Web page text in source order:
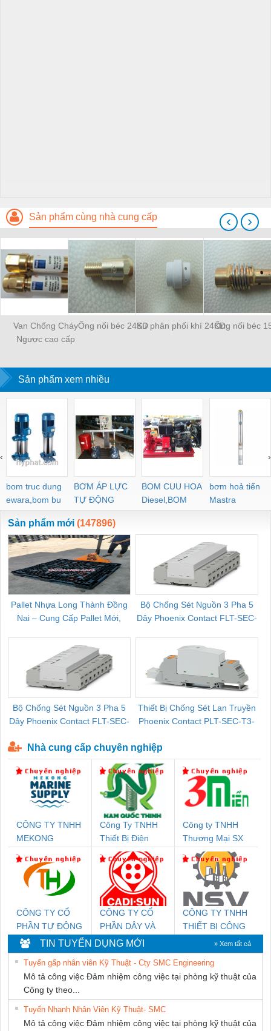
Sản phẩm cùng nhà cung cấp
Van Chống Cháy
Ngược cao cấp
Ống nối béc 24KDSứ phân phối khí 24KDỐng nối béc
‹ ›
Sản phẩm xem nhiều
bom truc dung
ewara,bom bu
ewara
BƠM ÁP LỰC
TỰ ĐỘNG
BOM CUU HOA
Diesel,BOM
CHUA CHAY
bơm hoả tiển
Mastra
‹ ›
Sản phẩm mới (147896)
Pallet Nhựa Long Thành Đồng
Nai – Cung Cấp Pallet Mới,
Bộ Chống Sét Nguồn 3 Pha 5
Dây Phoenix Contact FLT-SEC-
Bộ Chống Sét Nguồn 3 Pha 5
Dây Phoenix Contact FLT-SEC-
Thiết Bị Chống Sét Lan Truyền
Phoenix Contact PLT-SEC-T3-
Nhà cung cấp chuyên nghiệp
CÔNG TY TNHH
MEKONG
Công Ty TNHH
Thiết Bị Điện
Nam Quốc Thịnh
Công ty TNHH
Thương Mại SX
Ba Miền
CÔNG TY CỔ
PHẦN TỰ ĐỘNG
TIẾN HƯNG
CÔNG TY CỔ
PHẦN DÂY VÀ
CÁP ĐIỆN
THƯỢNG ĐÌNH
CÔNG TY TNHH
THIẾT BỊ CÔNG
NGHIỆP NIHON
SETSUBI VIỆT
NAM
TIN TUYỂN DỤNG MỚI » Xem tất cả
Tuyển gấp nhân viên Kỹ Thuật - Cty SMC Engineering
Mô tả công việc Đảm nhiệm công việc tại phòng kỹ thuật của
Công ty theo...
Tuyển Nhanh Nhân Viên Kỹ Thuật- SMC
Mô tả công việc Đảm nhiệm công việc tại phòng kỹ thuật của